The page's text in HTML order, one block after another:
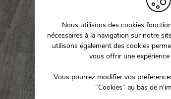
Nous utilisons des cookies
nécessaires à la navigation sur notre
utilisons également des cookies
vous offrir une
Vous pourrez modifier vos
“Cookies” au bas de